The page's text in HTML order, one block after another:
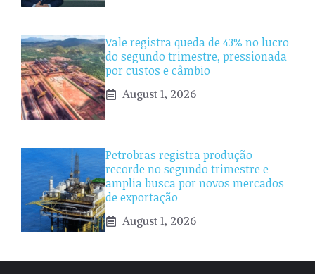
Vale registra queda de 43% no lucro
do segundo trimestre, pressionada
por custos e câmbio
August 1, 2026
Petrobras registra produção
recorde no segundo trimestre e
amplia busca por novos mercados
de exportação
August 1, 2026